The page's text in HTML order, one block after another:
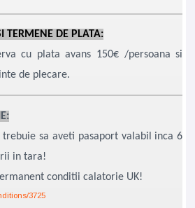
TERMENE DE PLATA:
cu plata avans 150€ /persoana si
de plecare.
sa aveti pasaport valabil inca 6
in tara!
conditii calatorie UK!
3725